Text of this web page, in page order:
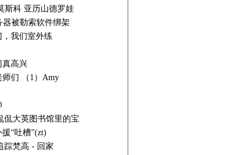
斯科 亚历山德罗娃
器被勒索软件绑架
我们室外练
真高兴
们 （1）Amy
侃大英图书馆里的宝
“吐槽”(zt)
踪梵高 - 回家